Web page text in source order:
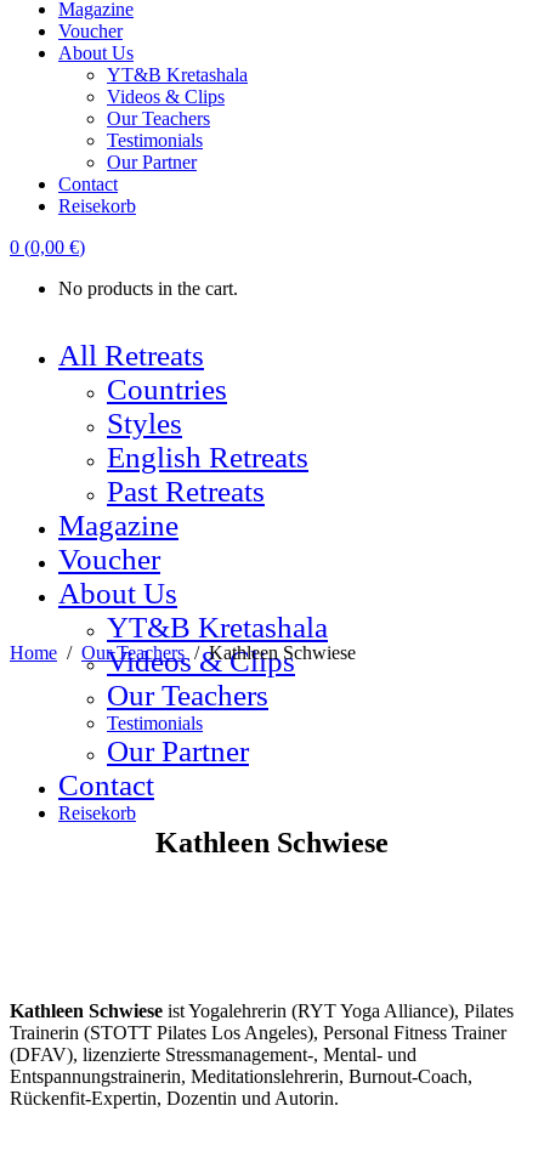
Magazine
Voucher
About Us
YT&B Kretashala
Videos & Clips
Our Teachers
Testimonials
Our Partner
Contact
Reisekorb
0 (0,00 €)
No products in the cart.
All Retreats
Countries
Styles
English Retreats
Past Retreats
Magazine
Voucher
About Us
YT&B Kretashala
Videos & Clips
Our Teachers
Testimonials
Our Partner
Contact
Reisekorb
Home / Our Teachers /Kathleen Schwiese
Kathleen Schwiese
Kathleen Schwiese ist Yogalehrerin (RYT Yoga Alliance), Pilates
Trainerin (STOTT Pilates Los Angeles), Personal Fitness Trainer
(DFAV), lizenzierte Stressmanagement-, Mental- und
Entspannungstrainerin, Meditationslehrerin, Burnout-Coach,
Rückenfit-Expertin, Dozentin und Autorin.